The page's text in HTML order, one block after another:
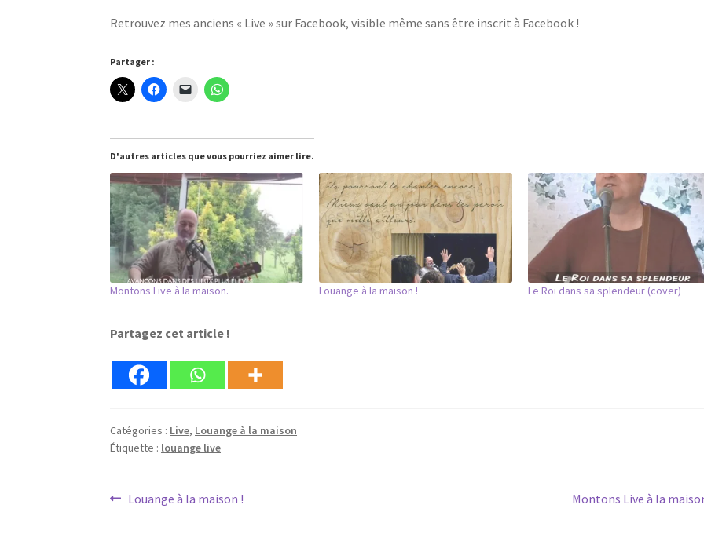
Retrouvez mes anciens « Live » sur Facebook, visible même sans être inscrit à Facebook !
Partager :
D'autres articles que vous pourriez aimer lire.
Montons Live à la maison. Louange à la maison ! Le Roi dans sa splendeur (cover)
Partagez cet article !
Catégories : Live, Louange à la maison
Étiquette : louange live
Navigation
Article
Louange à la maison !
Article
Montons Live à la